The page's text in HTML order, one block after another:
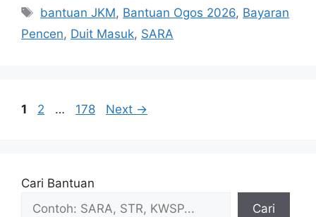
Tags
bantuan JKM, Bantuan Ogos 2026, Bayaran
Pencen, Duit Masuk, SARA
Page
1 Page
2 … Page
178 Next →
Cari Bantuan
Cari